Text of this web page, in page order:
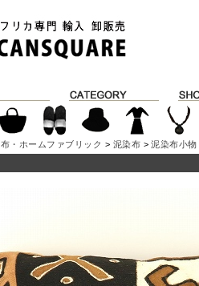
布・ホームファブリック > 泥染布 >泥染布小物